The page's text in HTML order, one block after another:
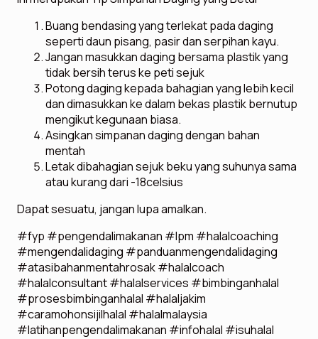
Buang bendasing yang terlekat pada daging
seperti daun pisang, pasir dan serpihan kayu.
Jangan masukkan daging bersama plastik yang
tidak bersih terus ke peti sejuk
Potong daging kepada bahagian yang lebih kecil
dan dimasukkan ke dalam bekas plastik bernutup
mengikut kegunaan biasa.
Asingkan simpanan daging dengan bahan
mentah
Letak dibahagian sejuk beku yang suhunya sama
atau kurang dari -18celsius
Dapat sesuatu, jangan lupa amalkan.
#fyp #pengendalimakanan #lpm #halalcoaching
#mengendalidaging #panduanmengendalidaging
#atasibahanmentahrosak #halalcoach
#halalconsultant #halalservices #bimbinganhalal
#prosesbimbinganhalal #halaljakim
#caramohonsijilhalal #halalmalaysia
#latihanpengendalimakanan #infohalal #isuhalal